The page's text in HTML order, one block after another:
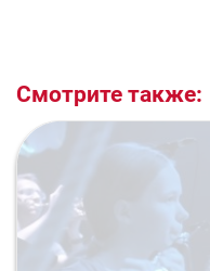
Смотрите также: